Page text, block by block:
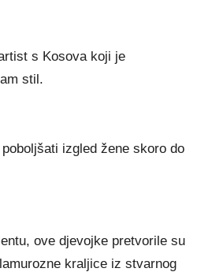
s Kosova koji je
stil.
izgled žene skoro do
ove djevojke pretvorile su
kraljice iz stvarnog